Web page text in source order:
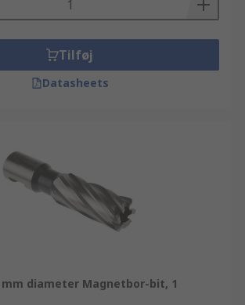
Tilføj
Datasheets
mm diameter Magnetbor-bit, 1